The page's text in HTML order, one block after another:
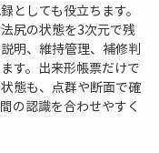
としても役立ちます。
尻の状態を3次元で残
明、維持管理、補修判
す。出来形帳票だけで
態も、点群や断面で確
の認識を合わせやすく